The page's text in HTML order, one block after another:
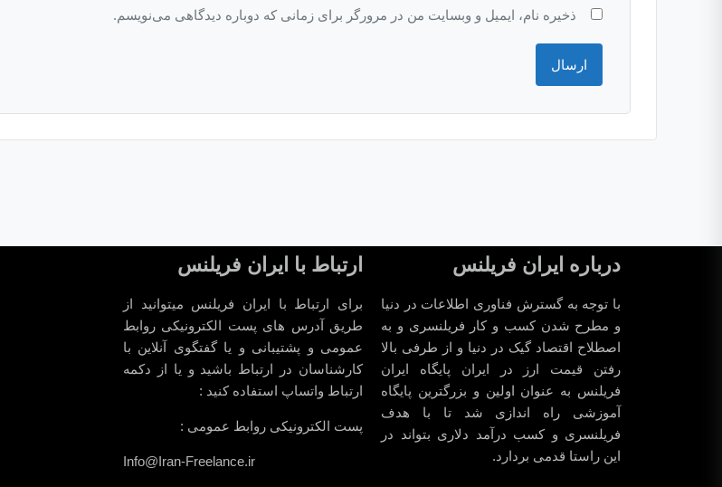
ذخیره نام، ایمیل و وبسایت من در مرورگر برای زمانی که دوباره دیدگاهی می‌نویسم.
درباره ایران فریلنس
با توجه به گسترش فناوری اطلاعات در دنیا
و مطرح شدن کسب و کار فریلنسری و به
اصطلاح اقتصاد گیک در دنیا و از طرفی بالا
رفتن قیمت ارز در ایران پایگاه ایران
فریلنس به عنوان اولین و بزرگترین پایگاه
آموزشی راه اندازی شد تا با هدف
فریلنسری و کسب درآمد دلاری بتواند در
این راستا قدمی بردارد.
ارتباط با ایران فریلنس
برای ارتباط با ایران فریلنس میتوانید از
طریق آدرس های پست الکترونیکی روابط
عمومی و پشتیبانی و یا گفتگوی آنلاین با
کارشناسان در ارتباط باشید و یا از دکمه
ارتباط واتساپ استفاده کنید :
پست الکترونیکی روابط عمومی :
Info@Iran-Freelance.ir